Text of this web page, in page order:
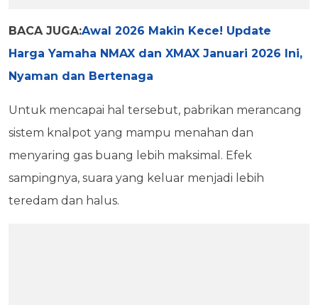
BACA JUGA:Awal 2026 Makin Kece! Update
Harga Yamaha NMAX dan XMAX Januari 2026 Ini,
Nyaman dan Bertenaga
Untuk mencapai hal tersebut, pabrikan merancang
sistem knalpot yang mampu menahan dan
menyaring gas buang lebih maksimal. Efek
sampingnya, suara yang keluar menjadi lebih
teredam dan halus.